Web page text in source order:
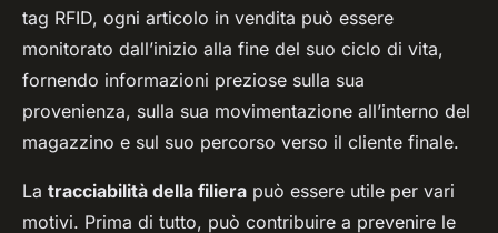
tag RFID, ogni articolo in vendita può essere
monitorato dall’inizio alla fine del suo ciclo di vita,
fornendo informazioni preziose sulla sua
provenienza, sulla sua movimentazione all’interno del
magazzino e sul suo percorso verso il cliente finale.
La tracciabilità della filiera può essere utile per vari
motivi. Prima di tutto, può contribuire a prevenire le